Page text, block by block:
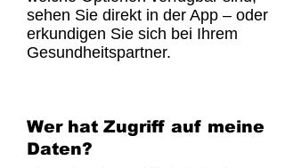
sehen Sie direkt in der App – oder
erkundigen Sie sich bei Ihrem
Gesundheitspartner.
Wer hat Zugriff auf meine
Daten?